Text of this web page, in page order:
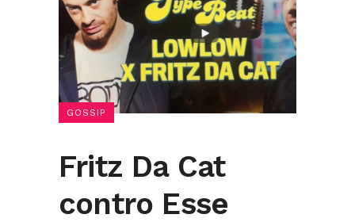
GOSSIP
Fritz Da Cat
contro Esse